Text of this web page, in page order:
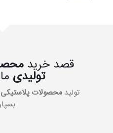
قصد خرید
تولیدی
تولید محصولات پلاستیکی